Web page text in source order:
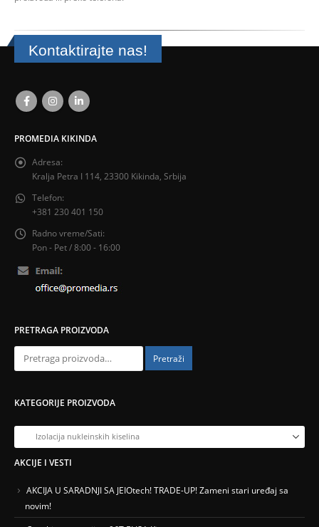
Kontaktirajte nas!
PROMEDIA KIKINDA
Adresa:
Kralja Petra I 114, 23300 Kikinda, Srbija
Telefon:
+381 230 401 150
Radno vreme/Sati:
Pon - Pet / 8:00 - 16:00
PRETRAGA PROIZVODA
Pretraži
KATEGORIJE PROIZVODA
AKCIJE I VESTI
AKCIJA U SARADNJI SA JEIOtech! TRADE-UP! Zameni stari uređaj sa
novim!